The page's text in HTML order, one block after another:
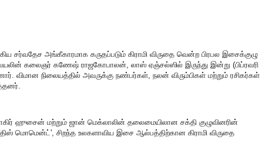
சர்வதேச அங்கீகாரமாக கருதப்படும் கிராமி விருதை வென்ற பிரபல இசைக்குழு
கலைஞர் கணேஷ் ராஜகோபாலன், லாஸ் ஏஞ்சல்ஸில் இருந்து இன்று (பிப்ரவரி
விமான நிலையத்தில் அவருக்கு நண்பர்கள், நலன் விரும்பிகள் மற்றும் ரசிகர்கள்
ஹுசைன் மற்றும் ஜான் மெக்லாலின் தலைமையிலான சக்தி குழுவினரின்
மொமென்ட்', சிறந்த உலகளாவிய இசை ஆல்பத்திற்கான கிராமி விருதை